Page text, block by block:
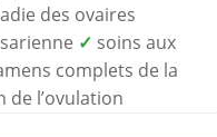
des ovaires
✓ soins aux
complets de la
de l’ovulation